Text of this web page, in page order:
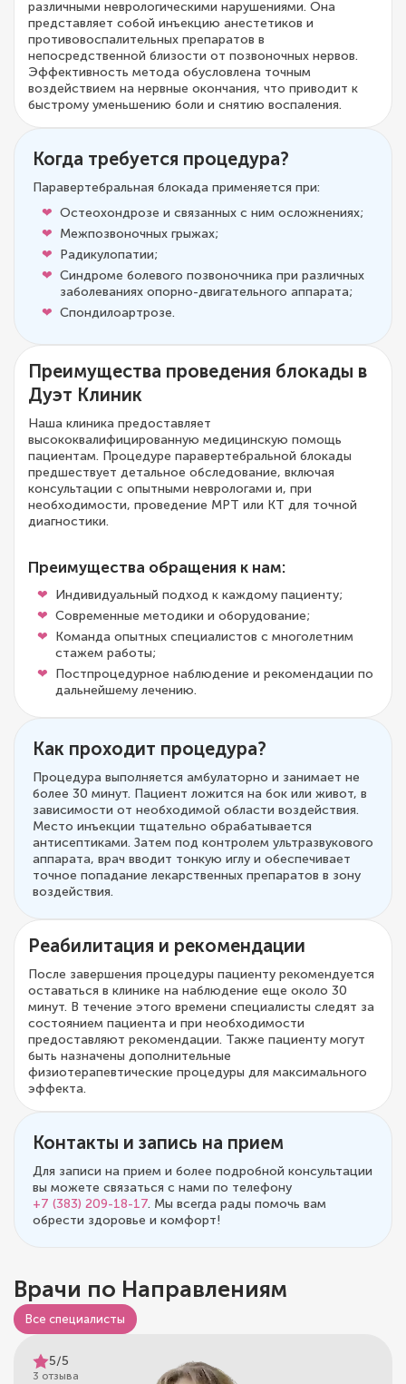
различными неврологическими нарушениями. Она
представляет собой инъекцию анестетиков и
противовоспалительных препаратов в
непосредственной близости от позвоночных нервов.
Эффективность метода обусловлена точным
воздействием на нервные окончания, что приводит к
быстрому уменьшению боли и снятию воспаления.
Когда требуется процедура?
Паравертебральная блокада применяется при:
Остеохондрозе и связанных с ним осложнениях;
Межпозвоночных грыжах;
Радикулопатии;
Синдроме болевого позвоночника при различных
заболеваниях опорно-двигательного аппарата;
Спондилоартрозе.
Преимущества проведения блокады в
Дуэт Клиник
Наша клиника предоставляет
высококвалифицированную медицинскую помощь
пациентам. Процедуре паравертебральной блокады
предшествует детальное обследование, включая
консультации с опытными неврологами и, при
необходимости, проведение МРТ или КТ для точной
диагностики.
Преимущества обращения к нам:
Индивидуальный подход к каждому пациенту;
Современные методики и оборудование;
Команда опытных специалистов с многолетним
стажем работы;
Постпроцедурное наблюдение и рекомендации по
дальнейшему лечению.
Как проходит процедура?
Процедура выполняется амбулаторно и занимает не
более 30 минут. Пациент ложится на бок или живот, в
зависимости от необходимой области воздействия.
Место инъекции тщательно обрабатывается
антисептиками. Затем под контролем ультразвукового
аппарата, врач вводит тонкую иглу и обеспечивает
точное попадание лекарственных препаратов в зону
воздействия.
Реабилитация и рекомендации
После завершения процедуры пациенту рекомендуется
оставаться в клинике на наблюдение еще около 30
минут. В течение этого времени специалисты следят за
состоянием пациента и при необходимости
предоставляют рекомендации. Также пациенту могут
быть назначены дополнительные
физиотерапевтические процедуры для максимального
эффекта.
Контакты и запись на прием
Для записи на прием и более подробной консультации
вы можете связаться с нами по телефону
+7 (383) 209-18-17. Мы всегда рады помочь вам
обрести здоровье и комфорт!
Врачи по Направлениям
Все специалисты
5/5
3 отзыва